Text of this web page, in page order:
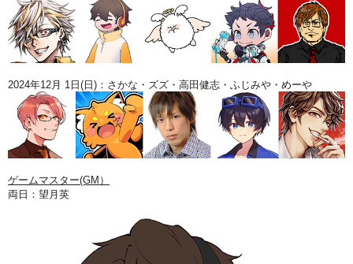
2024年12月 1日(日)： さかな・ズズ・高田健志・ふじみや・めーや
ゲームマスター(GM）
両日：望月英